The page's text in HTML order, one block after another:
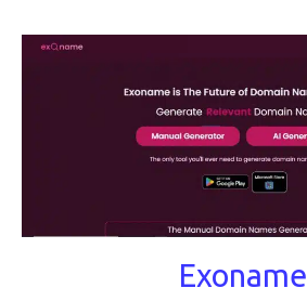
Exoname